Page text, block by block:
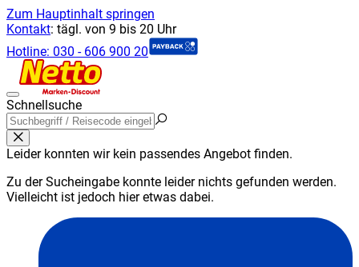
Zum Hauptinhalt springen
Kontakt: tägl. von 9 bis 20 Uhr
Hotline: 030 - 606 900 20
Schnellsuche
Leider konnten wir kein passendes Angebot finden.
Zu der Sucheingabe konnte leider nichts gefunden werden.
Vielleicht ist jedoch hier etwas dabei.